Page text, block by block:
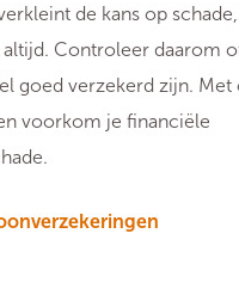
de kans op
Controleer daarom
goed verzekerd zijn. Met
voorkom je financiële